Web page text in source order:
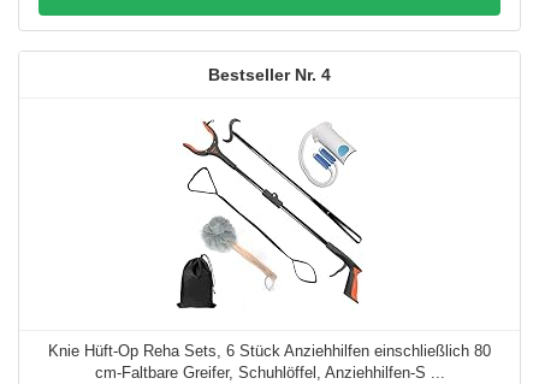
4
Knie Hüft-Op Reha Sets, 6 Stück Anziehhilfen einschließlich 80
cm-Faltbare Greifer, Schuhlöffel, Anziehhilfen-S ...